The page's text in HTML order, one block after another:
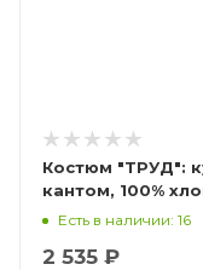
Костюм "ТРУД":
кантом, 100%
Есть в наличии: 16
2 535 ₽